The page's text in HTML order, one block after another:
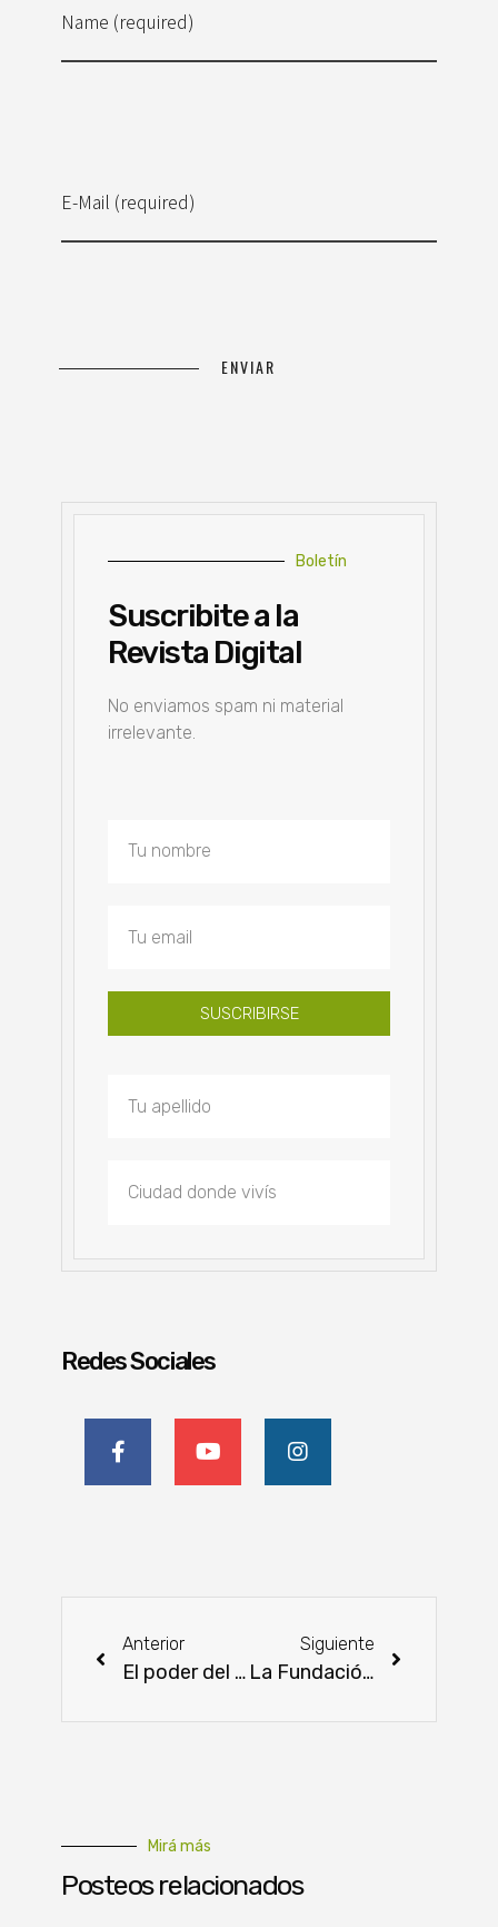
Name (required)
E-Mail (required)
Boletín
Suscribite a la
Revista Digital
No enviamos spam ni material
irrelevante.
SUSCRIBIRSE
Redes Sociales
Anterior
El poder del presupuesto y flujo de caja: sembrando éxito se cosecha resultado
Siguiente
La Fundación Paraguaya forma parte de Nestlé Conecta, evento sobre oportunidades laborales
Mirá más
Posteos relacionados